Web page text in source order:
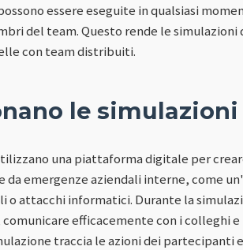
essere eseguite in qualsiasi
del team. Questo rende le
con team distribuiti.
le
una piattaforma digitale per
da emergenze aziendali interne, come
o attacchi informatici. Durante la
efficacemente con i colleghi
traccia le azioni dei partecipanti